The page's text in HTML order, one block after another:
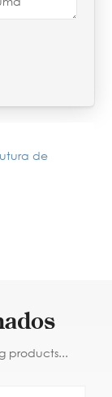
de
products...